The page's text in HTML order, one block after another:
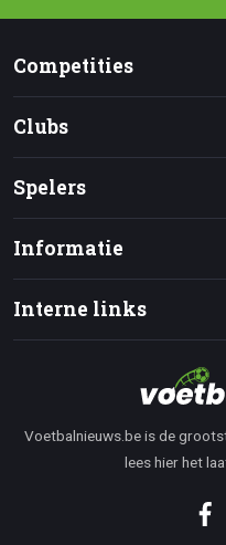
Competities
Clubs
Spelers
Informatie
Interne links
Voetbalnieuws.be is de
lees hier het